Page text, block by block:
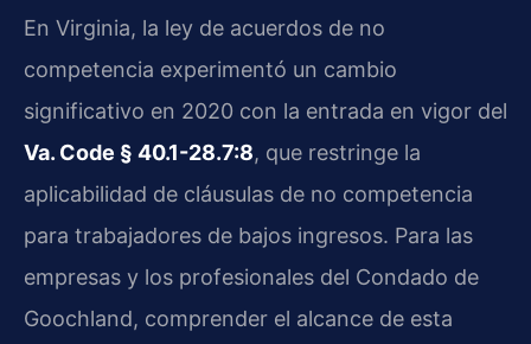
En Virginia, la ley de acuerdos de no
competencia experimentó un cambio
significativo en 2020 con la entrada en vigor del
Va. Code § 40.1-28.7:8, que restringe la
aplicabilidad de cláusulas de no competencia
para trabajadores de bajos ingresos. Para las
empresas y los profesionales del Condado de
Goochland, comprender el alcance de esta